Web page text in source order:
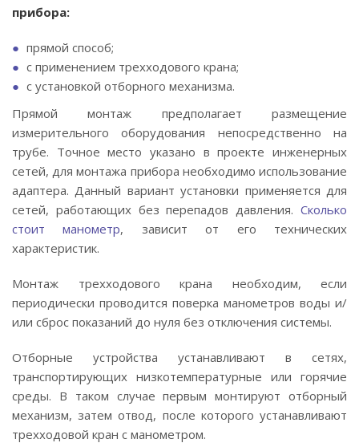
прибора:
прямой способ;
с применением трехходового крана;
с установкой отборного механизма.
Прямой монтаж предполагает размещение
измерительного оборудования непосредственно на
трубе. Точное место указано в проекте инженерных
сетей, для монтажа прибора необходимо использование
адаптера. Данный вариант установки применяется для
сетей, работающих без перепадов давления. Сколько
стоит манометр, зависит от его технических
характеристик.
Монтаж трехходового крана необходим, если
периодически проводится поверка манометров воды и/
или сброс показаний до нуля без отключения системы.
Отборные устройства устанавливают в сетях,
транспортирующих низкотемпературные или горячие
среды. В таком случае первым монтируют отборный
механизм, затем отвод, после которого устанавливают
трехходовой кран с манометром.